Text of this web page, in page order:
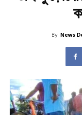
By News